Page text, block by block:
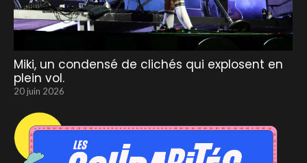
Miki, un condensé de clichés qui explosent en
plein vol.
20 juin 2026